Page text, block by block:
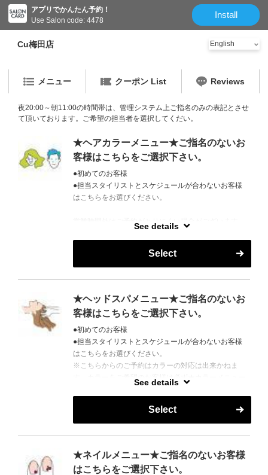
アプリでかんたん予約！
Use Salon code: 4478
Install
Cu梅田店
メニュー クーポン List Reviews
夜20:00～朝11:00の時間帯は、管理システム上ご指名のみの表記とさせ
て頂いております。ご希望の担当者を選択してくだい。
★ヘアカラーメニュー★ご指名のないお
客様はこちらをご選択下さい。
●初めてのお客様
●担当スタイリストとスケジュールが合わないお客様
はこちらをお選びください。
営業時間外はご予約がとりにくい場合がございます。
See details
Select
★ヘッドスパメニュー★ご指名のないお
客様はこちらをご選択下さい。
●初めてのお客様
●担当スタイリストとスケジュールが合わないお客様
はこちらをお選びください。
※こちらからのご予約はカラーの対応は出来かねま
す。カラーをご希望のお客様は必ず★カラーメニュー
営業時間外はご予約がとりにくい場合がございます。
お電話で調整できる場合もございますので、お気軽に
お問い合わせください。
TEL 06-6147-7471
See details
Select
★ネイルメニュー★ご指名のないお客様
はこちらをご選択下さい。